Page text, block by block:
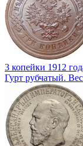
3 копейки 1912
Гурт рубчатый.